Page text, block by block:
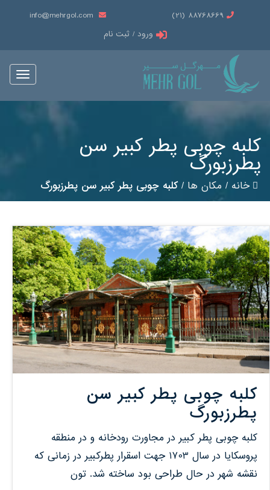
88768669 (21)
info@mehrgol.com
ورود / ثبت نام
Toggle
کلبه چوبی پطر کبیر سن
پطرزبورگ
خانه/ مکان ها/ کلبه چوبی پطر کبیر سن پطرزبورگ
کلبه چوبی پطر کبیر سن
پطرزبورگ
کلبه چوبی پطر کبیر در مجاورت رودخانه و در منطقه
پروسکایا در سال 1703 جهت اسقرار پطرکبیر در زمانی که
نقشه شهر در حال طراحی بود ساخته شد. تون